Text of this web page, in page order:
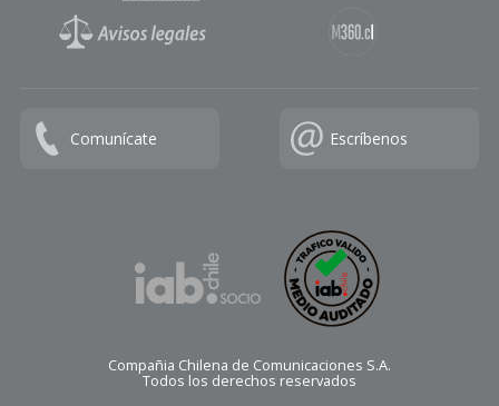
Comunícate Escríbenos
Compañia Chilena de Comunicaciones S.A.
Todos los derechos reservados